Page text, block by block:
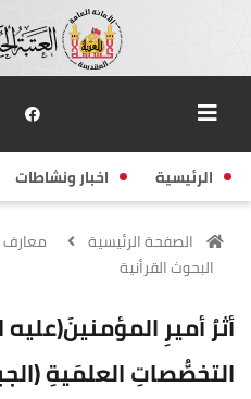
الرئيسية اخبار ونشاطات
الصفحة الرئيسية
معارف
البحوث القرأنية
أثرُ أميرِ
التخصُّصاتِ العلمَيةِ